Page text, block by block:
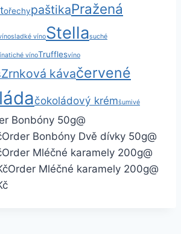
ořechypaštikaPražená
sladké vínoStellasuché
tiché vínoTrufflesvíno
Zrnková kávačervené
čokoládový krémšumivé
Bonbóny 50g@
Order Bonbóny Dvě dívky 50g@
Order Mléčné karamely 200g@
Order Mléčné karamely 200g@